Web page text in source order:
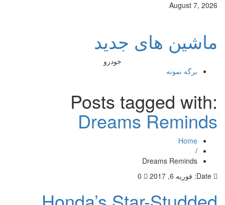
August 7, 2026
ماشین های جدید
خودرو
برگه نمونه
Posts tagged with:
Dreams Reminds
Home
/
Dreams Reminds
Date: فوریه 6, 2017 0